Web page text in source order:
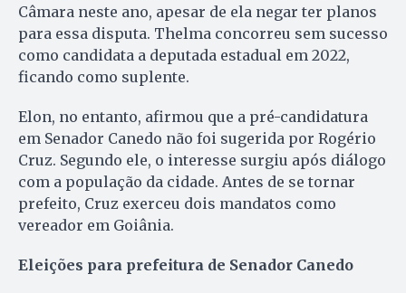
Câmara neste ano, apesar de ela negar ter planos
para essa disputa. Thelma concorreu sem sucesso
como candidata a deputada estadual em 2022,
ficando como suplente.
Elon, no entanto, afirmou que a pré-candidatura
em Senador Canedo não foi sugerida por Rogério
Cruz. Segundo ele, o interesse surgiu após diálogo
com a população da cidade. Antes de se tornar
prefeito, Cruz exerceu dois mandatos como
vereador em Goiânia.
Eleições para prefeitura de Senador Canedo